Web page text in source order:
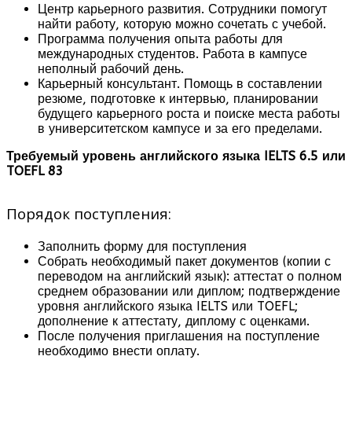
Центр карьерного развития. Сотрудники помогут
найти работу, которую можно сочетать с учебой.
Программа получения опыта работы для
международных студентов. Работа в кампусе
неполный рабочий день.
Карьерный консультант. Помощь в составлении
резюме, подготовке к интервью, планировании
будущего карьерного роста и поиске места работы
в университетском кампусе и за его пределами.
Требуемый уровень английского языка IELTS 6.5 или
TOEFL 83
Порядок поступления:
Заполнить форму для поступления
Собрать необходимый пакет документов (копии с
переводом на английский язык): аттестат о полном
среднем образовании или диплом; подтверждение
уровня английского языка IELTS или TOEFL;
дополнение к аттестату, диплому с оценками.
После получения приглашения на поступление
необходимо внести оплату.